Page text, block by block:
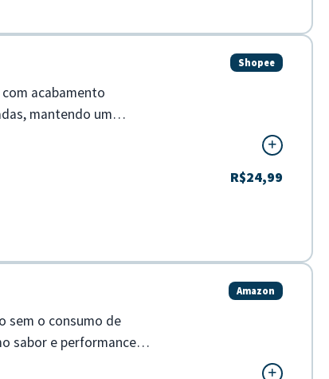
Shopee
acabamento
mantendo um
R$24,99
Amazon
sem o consumo de
sabor e performance